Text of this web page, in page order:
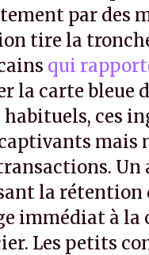
par des
tire la
qui
la carte bleue
habituels, ces
mais
la rétention
immédiat à la
Les petits